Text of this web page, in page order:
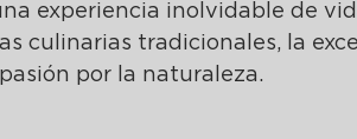
experiencia inolvidable de
culinarias tradicionales, la
por la naturaleza.